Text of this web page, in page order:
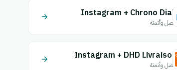
Instagram + Chrono Diali
اتصل وأتمتة
Instagram + DHD Livraison
اتصل وأتمتة